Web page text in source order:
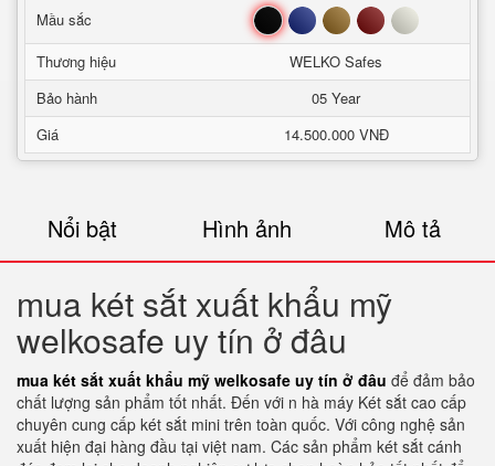
Mầu sắc
Đen Xanh Nâu Đỏ Trắng
Thương hiệu
WELKO Safes
Bảo hành
05 Year
Giá
14.500.000 VNĐ
Nổi bật Hình ảnh Mô tả
mua két sắt xuất khẩu mỹ
welkosafe uy tín ở đâu
mua két sắt xuất khẩu mỹ welkosafe uy tín ở đâu để đảm bảo
chất lượng sản phẩm tốt nhất. Đến với n hà máy Két sắt cao cấp
chuyên cung cấp két sắt mini trên toàn quốc. Với công nghệ sản
xuất hiện đại hàng đầu tại việt nam. Các sản phẩm két sắt cánh